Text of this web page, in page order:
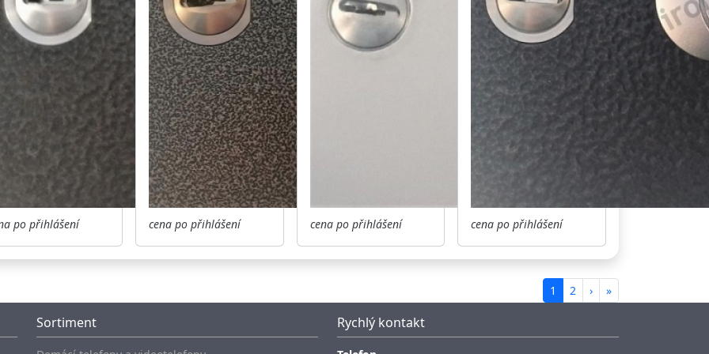
po přihlášení cena po přihlášení cena po přihlášení cena po přihlášení
1 2 › »
Sortiment Rychlý kontakt